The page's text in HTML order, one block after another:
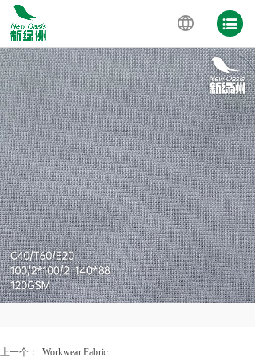
上一个： Workwear Fabric